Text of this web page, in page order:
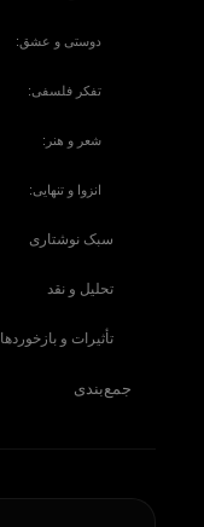
دوستی و عشق:
تفکر فلسفی:
شعر و هنر:
انزوا و تنهایی:
سبک نوشتاری
تحلیل و نقد
تأثیرات و بازخوردها
جمع‌بندی